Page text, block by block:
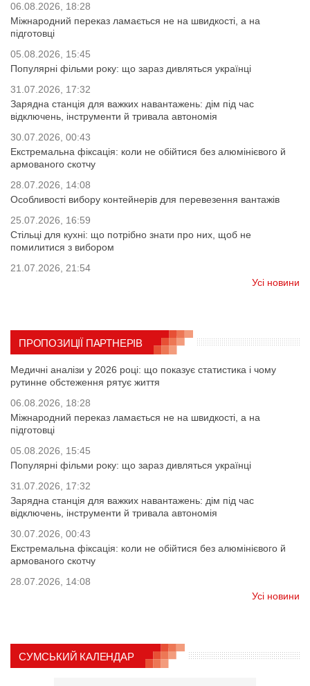
06.08.2026, 18:28
Міжнародний переказ ламається не на швидкості, а на
підготовці
05.08.2026, 15:45
Популярні фільми року: що зараз дивляться українці
31.07.2026, 17:32
Зарядна станція для важких навантажень: дім під час
відключень, інструменти й тривала автономія
30.07.2026, 00:43
Екстремальна фіксація: коли не обійтися без алюмінієвого й
армованого скотчу
28.07.2026, 14:08
Особливості вибору контейнерів для перевезення вантажів
25.07.2026, 16:59
Стільці для кухні: що потрібно знати про них, щоб не
помилитися з вибором
21.07.2026, 21:54
Усі новини
ПРОПОЗИЦІЇ ПАРТНЕРІВ
Медичні аналізи у 2026 році: що показує статистика і чому
рутинне обстеження рятує життя
06.08.2026, 18:28
Міжнародний переказ ламається не на швидкості, а на
підготовці
05.08.2026, 15:45
Популярні фільми року: що зараз дивляться українці
31.07.2026, 17:32
Зарядна станція для важких навантажень: дім під час
відключень, інструменти й тривала автономія
30.07.2026, 00:43
Екстремальна фіксація: коли не обійтися без алюмінієвого й
армованого скотчу
28.07.2026, 14:08
Усі новини
СУМСЬКИЙ КАЛЕНДАР